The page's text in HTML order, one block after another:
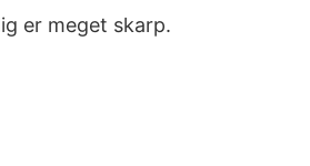
er meget skarp.